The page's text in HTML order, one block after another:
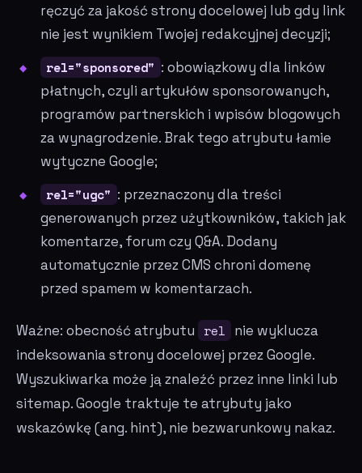
ręczyć za jakość strony docelowej lub gdy link
nie jest wynikiem Twojej redakcyjnej decyzji;
rel="sponsored" : obowiązkowy dla linków
płatnych, czyli artykułów sponsorowanych,
programów partnerskich i wpisów blogowych
za wynagrodzenie. Brak tego atrybutu łamie
wytyczne Google;
rel="ugc" : przeznaczony dla treści
generowanych przez użytkowników, takich jak
komentarze, forum czy Q&A. Dodany
automatycznie przez CMS chroni domenę
przed spamem w komentarzach.
Ważne: obecność atrybutu rel nie wyklucza
indeksowania strony docelowej przez Google.
Wyszukiwarka może ją znaleźć przez inne linki lub
sitemap. Google traktuje te atrybuty jako
wskazówkę (ang. hint), nie bezwarunkowy nakaz.